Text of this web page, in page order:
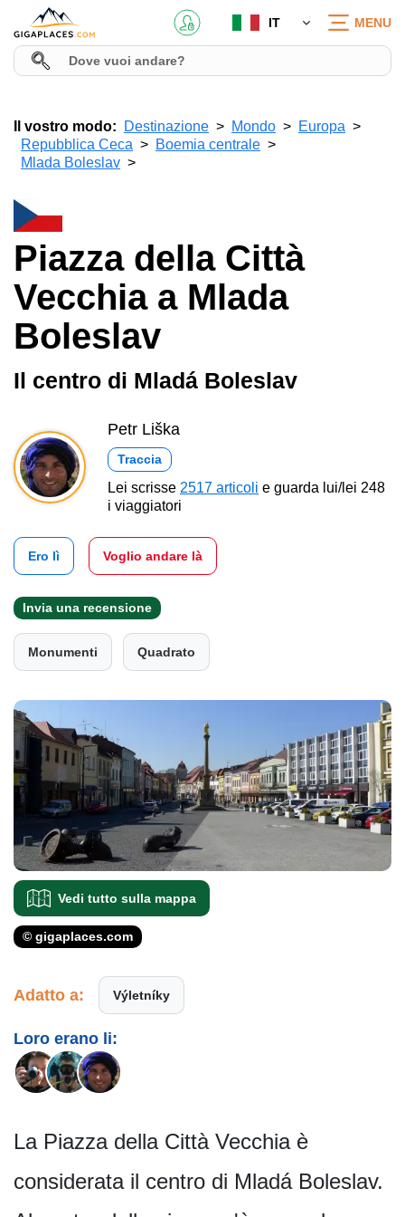
IT MENU
Il vostro modo: Destinazione Mondo
Europa
Repubblica Ceca
Boemia centrale
Mlada Boleslav
Piazza della Città
Vecchia a Mlada
Boleslav
Il centro di Mladá Boleslav
Petr Liška
Traccia
Lei scrisse 2517 articoli e guarda lui/lei 248
i viaggiatori
Ero lì Voglio andare là
Invia una recensione
Monumenti Quadrato
Vedi tutto sulla mappa
© gigaplaces.com
Adatto a: Výletníky
Loro erano li:
La Piazza della Città Vecchia è
considerata il centro di Mladá Boleslav.